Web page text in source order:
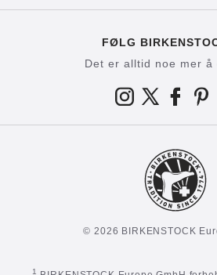
FØLG
Det er alltid noe mer å
© 2026 BIRKENSTOCK
1